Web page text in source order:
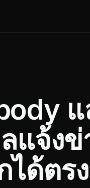
แจ้ง
ด้ตรง